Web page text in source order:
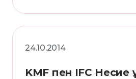
24.10.2014
KMF пен IFC Несие